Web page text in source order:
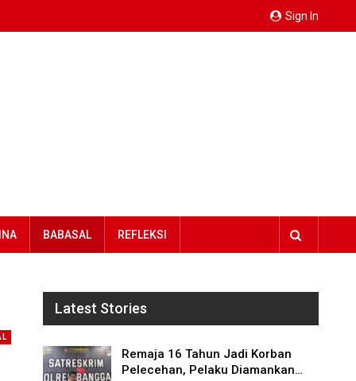
Sign In
BABASAL REFLEKSI
Latest Stories
Remaja 16 Tahun Jadi Korban
Pelecehan, Pelaku Diamankan…